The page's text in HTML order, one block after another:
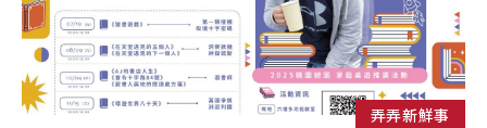
弄弄新鮮事